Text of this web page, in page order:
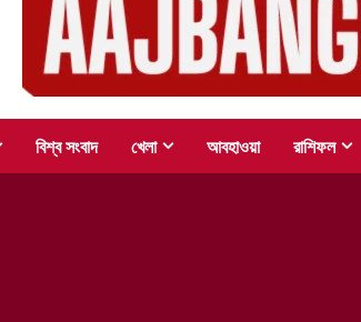
বিশ্ব সংবাদ খেলা আবহাওয়া রাশিফল